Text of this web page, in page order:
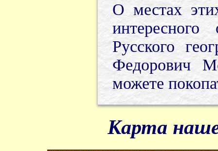
О местах
Русского
Федорович
можете
Карта